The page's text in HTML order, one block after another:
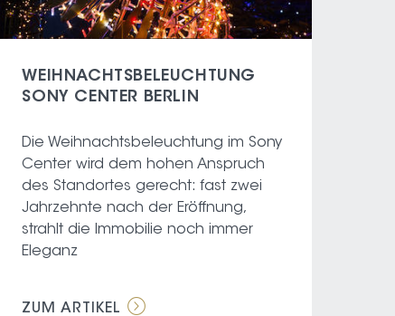
WEIHNACHTSBELEUCHTUNG
SONY CENTER BERLIN
Die Weihnachtsbeleuchtung im Sony
Center wird dem hohen Anspruch
des Standortes gerecht: fast zwei
Jahrzehnte nach der Eröffnung,
strahlt die Immobilie noch immer
Eleganz
ZUM ARTIKEL